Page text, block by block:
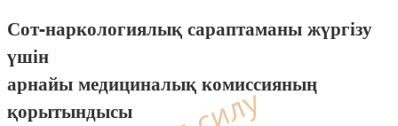
Сот-наркологиялық сараптаманы жүргізу
үшін
арнайы медициналық комиссияның
қорытындысы